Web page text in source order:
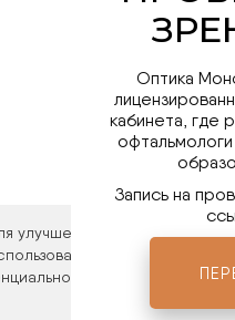
улучшения работы сайта.
файлов cookies.
и об
Оптика
кабинета, где
Запись на
Мы в